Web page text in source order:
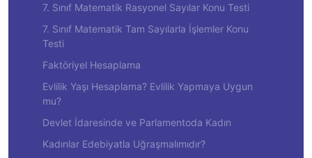
7. Sınıf Matematik Rasyonel Sayılar Konu Testi
7. Sınıf Matematik Tam Sayılarla İşlemler Konu
Testi
Faktöriyel Hesaplama
Evlilik Yaşı Hesaplama? Evlilik Yapmaya Uygun
mu?
Devlet İdaresinde ve Parlamentoda Kadın
Kadınlar Edebiyatla Uğraşmalımıdır?